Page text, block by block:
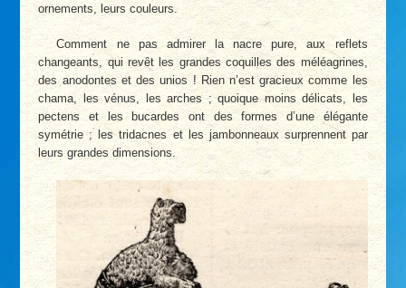
ornements, leurs couleurs.
Comment ne pas admirer la nacre pure, aux reflets
changeants, qui revêt les grandes coquilles des méléagrines,
des anodontes et des unios ! Rien n’est gracieux comme les
chama, les vénus, les arches ; quoique moins délicats, les
pectens et les bucardes ont des formes d’une élégante
symétrie ; les tridacnes et les jambonneaux surprennent par
leurs grandes dimensions.